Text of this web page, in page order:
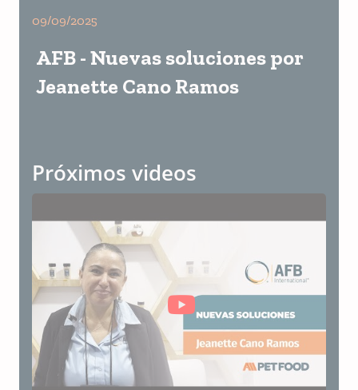
09/09/2025
AFB - Nuevas soluciones por
Jeanette Cano Ramos
Próximos videos